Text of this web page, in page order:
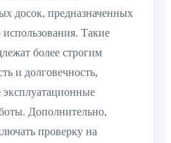
досок, предназначенных
Такие
более строгим
и долговечность,
Дополнительно,
проверку на